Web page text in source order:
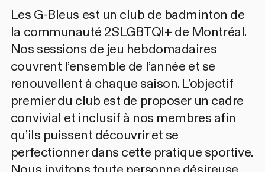
Les G-Bleus est un club de badminton de
la communauté 2SLGBTQI+ de Montréal.
Nos sessions de jeu hebdomadaires
couvrent l’ensemble de l’année et se
renouvellent à chaque saison. L’objectif
premier du club est de proposer un cadre
convivial et inclusif à nos membres afin
qu’ils puissent découvrir et se
perfectionner dans cette pratique sportive.